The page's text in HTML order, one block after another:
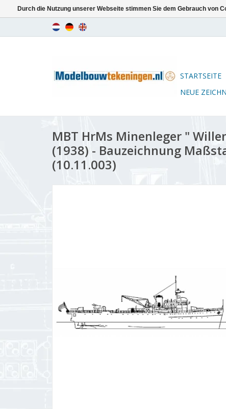
STARTSEITE
NEUE
MBT HrMs Minenleger "
(1938) - Bauzeichnung
(10.11.003)
Durch die Nutzung unserer Webseite stimmen Sie dem Gebrauch von